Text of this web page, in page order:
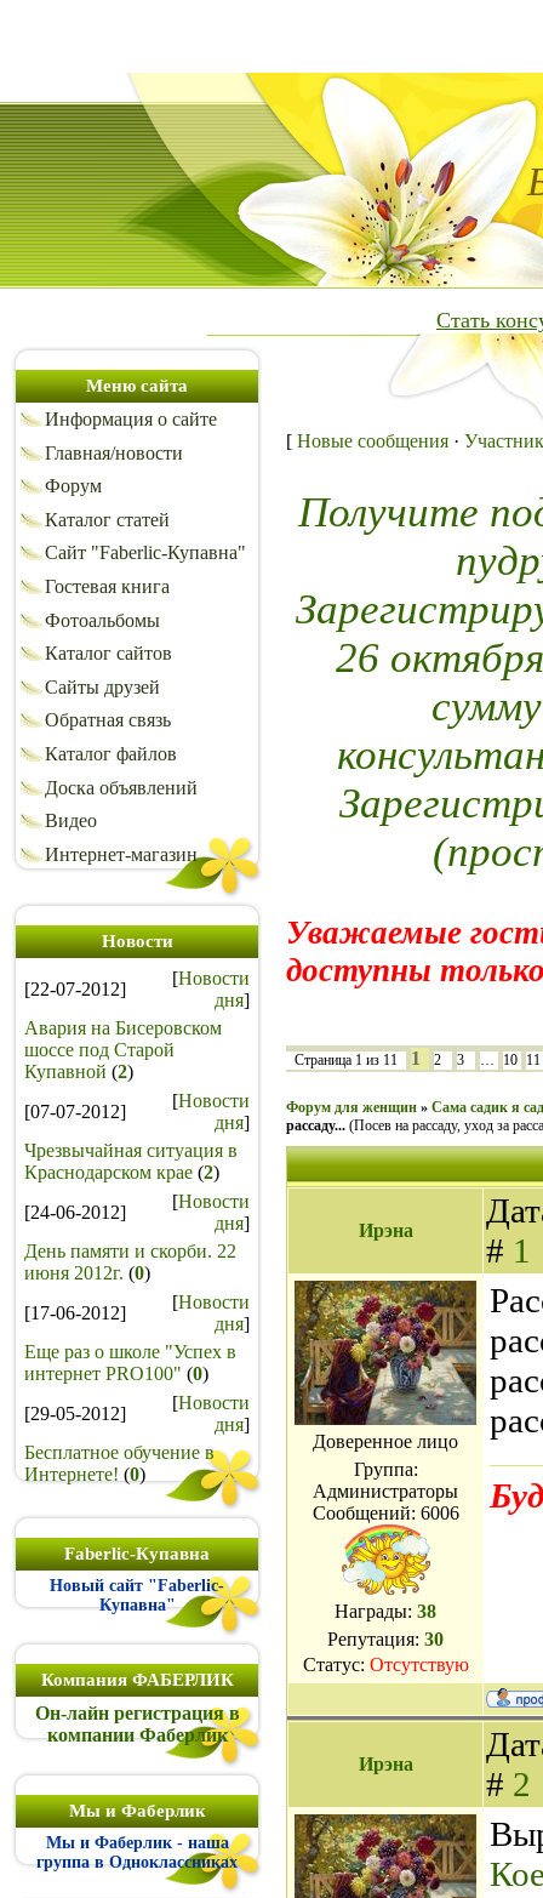
Стать
Меню сайта
Информация о сайте
Главная/новости
Форум
Каталог статей
Сайт "Faberlic-Купавна"
Гостевая книга
Фотоальбомы
Каталог сайтов
Сайты друзей
Обратная связь
Каталог файлов
Доска объявлений
Видео
Интернет-магазин
Новости
[22-07-2012]
[Новости
дня]
Авария на Бисеровском
шоссе под Старой
Купавной (2)
[07-07-2012]
[Новости
дня]
Чрезвычайная ситуация в
Краснодарском крае (2)
[24-06-2012]
[Новости
дня]
День памяти и скорби. 22
июня 2012г. (0)
[17-06-2012]
[Новости
дня]
Еще раз о школе "Успех в
интернет PRO100" (0)
[29-05-2012]
[Новости
дня]
Бесплатное обучение в
Интернете! (0)
Faberlic-Купавна
Новый сайт "Faberlic-
Купавна"
Компания ФАБЕРЛИК
Он-лайн регистрация в
компании Фаберлик
Мы и Фаберлик
Мы и Фаберлик - наша
группа в Одноклассниках
[ Новые сообщения ·
Получите
26
Уважаемые
доступны
Страница 1 из 11 1 2 3 … 10 11
Форум для женщин » Сама садик я
рассаду... (Посев на рассаду, уход за
Ирэна
# 1
Доверенное лицо
Группа:
Администраторы
Сообщений: 6006
Награды: 38
Репутация: 30
Статус: Отсутствую
Ирэна
# 2